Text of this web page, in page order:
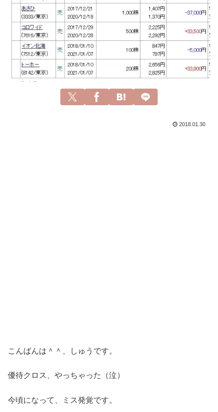
2018.01.30
こんばんは＾＾、しゅうです。
優待クロス、やっちゃった（泣）
今頃になって、ミス発覚です。